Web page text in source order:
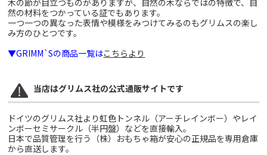
然の材料をつかっている証でもあります。
一つ一つの異なった表情や模様をみつけてみるのもグリムスの楽し
み方のひとつです。
▼GRIMM`Sの商品一覧はこちらより
当店はグリムス社の公式通販サイトです
ドイツのグリムス社より虹色トンネル（アーチレインボー）やレイ
ンボーセミサークル（半円盤）などを直接輸入。
日本で品質管理を行う（株）おもちゃ箱が安心の正規品を専用倉庫
から直送します。